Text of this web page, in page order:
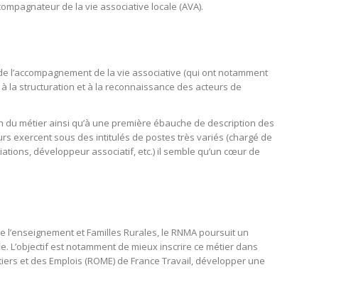
de la vie associative locale (AVA).
l’accompagnement de la vie associative (qui ont notamment
la structuration et à la reconnaissance des acteurs de
métier ainsi qu’à une première ébauche de description des
exercent sous des intitulés de postes très variés (chargé de
développeur associatif, etc.) il semble qu’un cœur de
l’enseignement et Familles Rurales, le RNMA poursuit un
L’objectif est notamment de mieux inscrire ce métier dans
et des Emplois (ROME) de France Travail, développer une